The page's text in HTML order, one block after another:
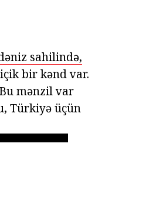
sahilində,
bir kənd var.
mənzil var
Türkiyə üçün